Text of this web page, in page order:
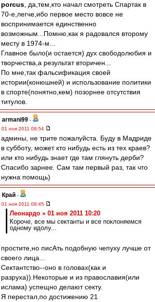
porcus , да,тем,кто начал смотреть Спартак в
70-е,легче,ибо первое место вовсе не
воспринимается единственно
возможным...Помню,как я радовался второму
месту в 1974-м...
Главное было(и остается) дух свободолюбия и
творчества,а результат вторичен...
По мне,так фальсификация своей
истории(конюшней) и использование политики
в спорте(понятно,кем) позорнее отсутствия
титулов.
armani99 -
01 ноя 2011 09:54
админы, не трите пожалуйста. Буду в Мадриде
в субботу, может кто нибудь есть из тех краев?
или кто нибудь знает где там глянуть дерби?
Спасибо зарнее. Сам там первый раз, так что
нужна помощь)
Край -
01 ноя 2011 09:45
Леонардо » 01 ноя 2011 10:20
Короче, все мы сектанты и все поклоняемся
одному идолу...
простите,но писАть подобную чепуху лучше от
своего лица...
Сектантство--оно в головах(как и
разруха)).Некоторые и из православия(или
ислама) успещно делают секту.
Я перестал,по достижению 21